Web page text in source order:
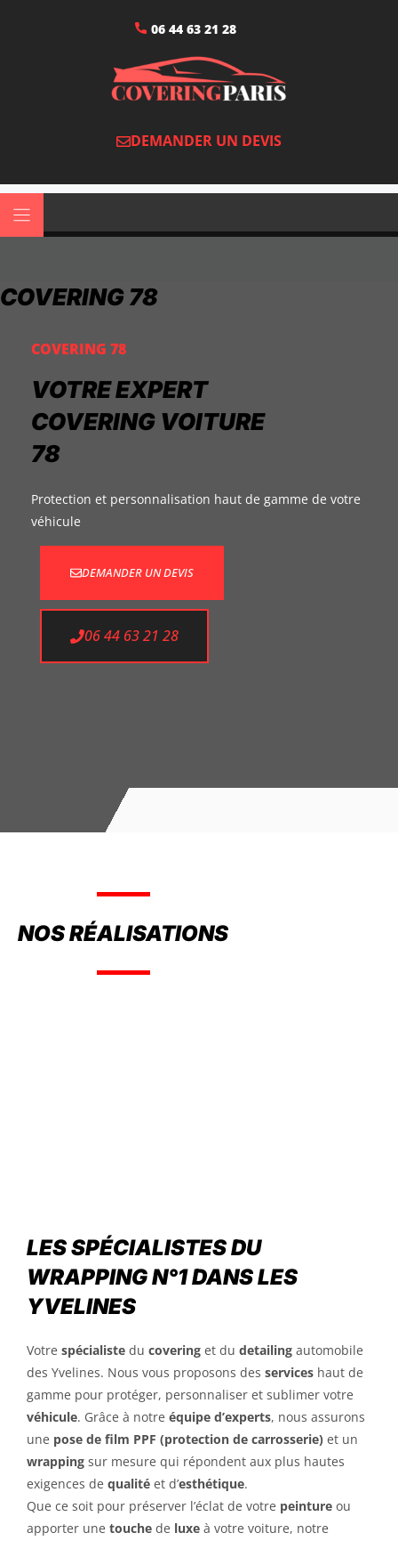
06 44 63 21 28
DEMANDER UN DEVIS
COVERING 78
COVERING 78
VOTRE EXPERT
COVERING VOITURE
78
Protection et personnalisation haut de gamme de votre
véhicule
DEMANDER UN DEVIS
06 44 63 21 28
NOS RÉALISATIONS
LES SPÉCIALISTES DU
WRAPPING N°1 DANS LES
YVELINES
Votre spécialiste du covering et du detailing automobile
des Yvelines. Nous vous proposons des services haut de
gamme pour protéger, personnaliser et sublimer votre
véhicule. Grâce à notre équipe d’experts, nous assurons
une pose de film PPF (protection de carrosserie) et un
wrapping sur mesure qui répondent aux plus hautes
exigences de qualité et d’esthétique.
Que ce soit pour préserver l’éclat de votre peinture ou
apporter une touche de luxe à votre voiture, notre